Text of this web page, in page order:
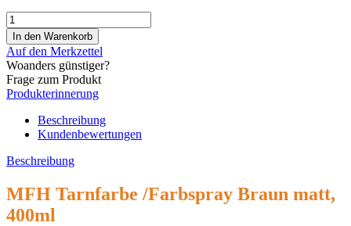
Auf den Merkzettel
Woanders günstiger?
Frage zum Produkt
Produkterinnerung
Beschreibung
Kundenbewertungen
Beschreibung
MFH Tarnfarbe /Farbspray Braun matt,
400ml